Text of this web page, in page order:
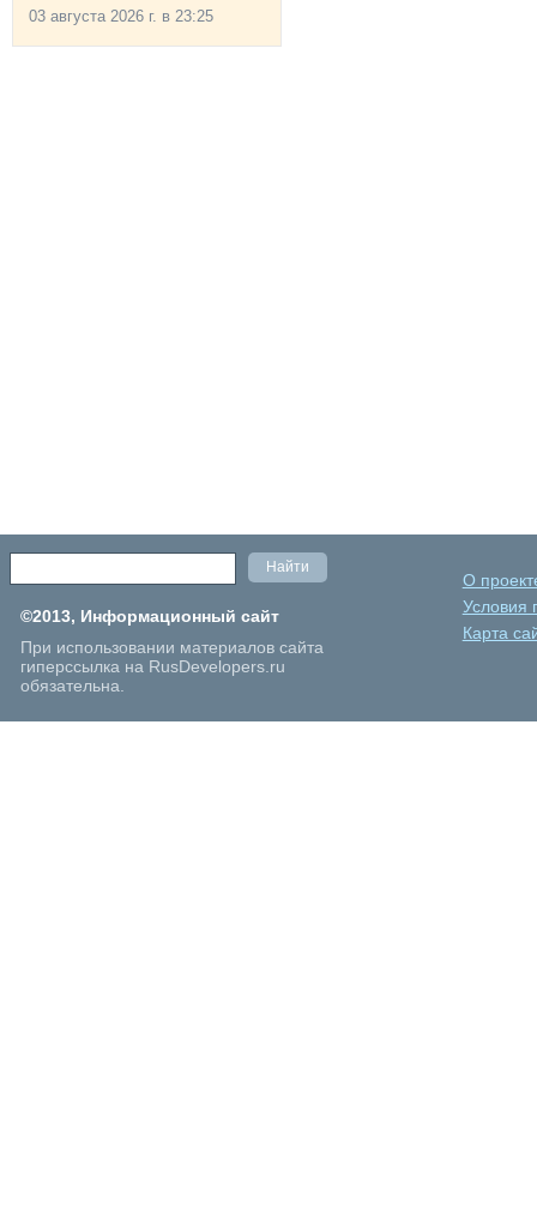
03 августа 2026 г. в 23:25
©2013, Информационный сайт
При использовании материалов сайта
гиперссылка на RusDevelopers.ru
обязательна.
О
Условия
Карта